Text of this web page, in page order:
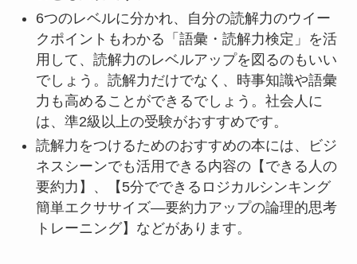
6つのレベルに分かれ、自分の読解力のウイー
クポイントもわかる「語彙・読解力検定」を活
用して、読解力のレベルアップを図るのもいい
でしょう。読解力だけでなく、時事知識や語彙
力も高めることができるでしょう。社会人に
は、準2級以上の受験がおすすめです。
読解力をつけるためのおすすめの本には、ビジ
ネスシーンでも活用できる内容の【できる人の
要約力】、【5分でできるロジカルシンキング
簡単エクササイズ―要約力アップの論理的思考
トレーニング】などがあります。